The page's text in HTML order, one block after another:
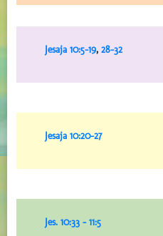
Jesaja 10:5-19, 28-32
Jesaja 10:20-27
Jes. 10:33 – 11:5